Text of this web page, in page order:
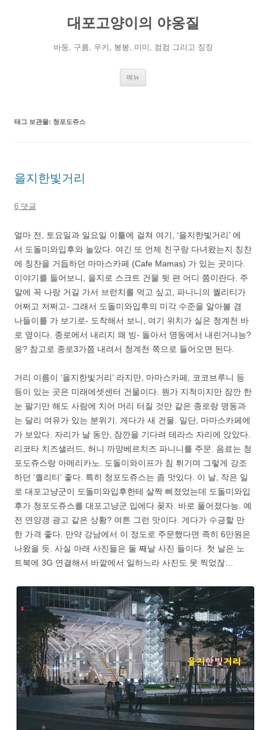
대포고양이의 야옹질
바둥, 구름, 우키, 봉봉, 미미, 컴컴 그리고 징징
메뉴
태그 보관물: 청포도쥬스
을지한빛거리
6 댓글
얼마 전, 토요일과 일요일 이틀에 걸쳐 여기, ‘을지한빛거리’ 에
서 도돌미와입후와 놀았다. 여긴 또 언제 친구랑 다녀왔는지 칭찬
에 칭찬을 거듭하던 마마스카페 (Cafe Mamas) 가 있는 곳이다.
이야기를 들어보니, 을지로 스크트 건물 뒷 편 어디 쯤이란다. 주
말에 꼭 나랑 거길 가서 브런치를 먹고 싶고, 파니니의 퀄리티가
어쩌고 저쩌고- 그래서 도돌미와입후의 미각 수준을 알아볼 겸
나들이를 가 보기로- 도착해서 보니, 여기 위치가 실은 청계천 바
로 옆이다. 종로에서 내리지 왜 빙- 돌아서 명동에서 내린거냐능?
응? 참고로 종로3가쯤 내려서 청계천 쪽으로 들어오면 된다.
거리 이름이 ‘을지한빛거리’ 라지만, 마마스카페, 코코브루니 등
등이 있는 곳은 미래에셋센터 건물이다. 뭔가 지척이지만 잠깐 한
눈 팔기만 해도 사람에 치어 머리 터질 것만 같은 종로랑 명동과
는 달리 여유가 있는 분위기. 게다가 새 건물. 일단, 마마스카페에
가 보았다. 자리가 날 동안, 잠깐을 기다려 테라스 자리에 앉았다.
리코타 치즈샐러드, 허니 까망베르치즈 파니니를 주문. 음료는 청
포도쥬스랑 아메리카노. 도돌미와이프가 침 튀기며 그렇게 강조
하던 ‘퀄리티’ 좋다. 특히 청포도쥬스는 좀 맛있다. 이 날, 작은 일
로 대포고냥군이 도돌미와입후한테 살짝 삐졌었는데 도돌미와입
후가 청포도쥬스를 대포고냥군 입에다 꽂자. 바로 풀어졌다능. 예
전 연양갱 광고 같은 상황? 여튼 그런 맛이다. 게다가 수긍할 만
한 가격 좋다. 만약 강남에서 이 정도로 주문했다면 족히 6만원은
나왔을 듯. 사실 아래 사진들은 둘 째날 사진 들이다. 첫 날은 노
트북에 3G 연결해서 바깥에서 일하느라 사진도 못 찍었잖…